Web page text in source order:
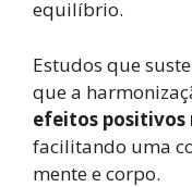
equilíbrio.
Estudos que
que a
efeitos positivos
facilitando uma
mente e corpo.